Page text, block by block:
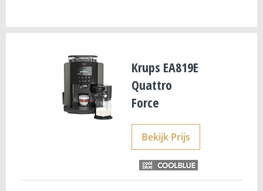
Krups EA819E
Quattro
Force
Bekijk Prijs